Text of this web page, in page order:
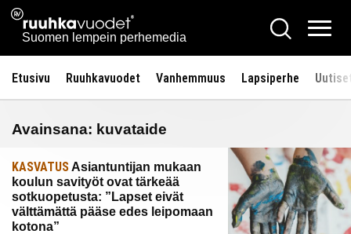
Siirry
sisältöön
Ruuhkavuodet.fi
Suomen lempein perhemedia
Hae
Etusivu Ruuhkavuodet Vanhemmuus Lapsiperhe
Avainsana: kuvataide
KASVATUSAsiantuntijan mukaan
koulun savityöt ovat tärkeää
sotkuopetusta: ”Lapset eivät
välttämättä pääse edes leipomaan
kotona”